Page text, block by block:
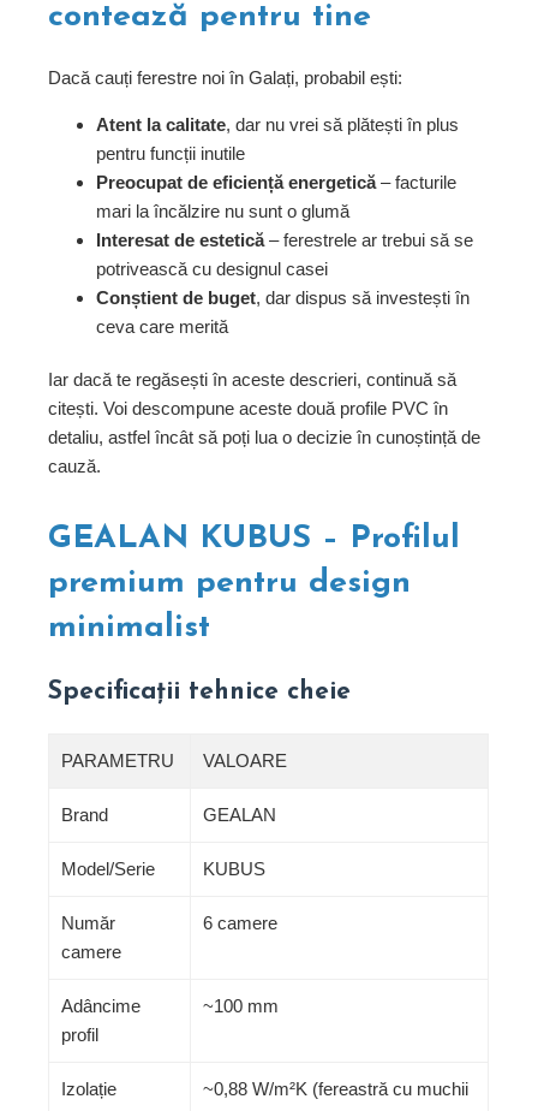
contează pentru tine
Dacă cauți ferestre noi în Galați, probabil ești:
Atent la calitate, dar nu vrei să plătești în plus
pentru funcții inutile
Preocupat de eficiență energetică– facturile
mari la încălzire nu sunt o glumă
Interesat de estetică– ferestrele ar trebui să se
potrivească cu designul casei
Conștient de buget, dar dispus să investești în
ceva care merită
Iar dacă te regăsești în aceste descrieri, continuă să
citești. Voi descompune aceste două profile PVC în
detaliu, astfel încât să poți lua o decizie în cunoștință de
cauză.
GEALAN KUBUS – Profilul
premium pentru design
minimalist
Specificații tehnice cheie
PARAMETRU VALOARE
Brand GEALAN
Model/Serie KUBUS
Număr
camere
6 camere
Adâncime
profil
~100 mm
Izolație
~0,88 W/m²K (fereastră cu muchii